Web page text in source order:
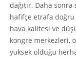
dağıtır. Daha
hafifçe etrafa
hava kalitesi ve
kongre merkezleri,
yüksek olduğu